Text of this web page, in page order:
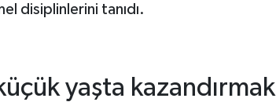
disiplinlerini tanıdı.
yaşta kazandırmak